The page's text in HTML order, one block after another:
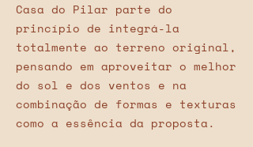
Casa do Pilar parte do
princípio de integrá-la
totalmente ao terreno original,
pensando em aproveitar o melhor
do sol e dos ventos e na
combinação de formas e texturas
como a essência da proposta.